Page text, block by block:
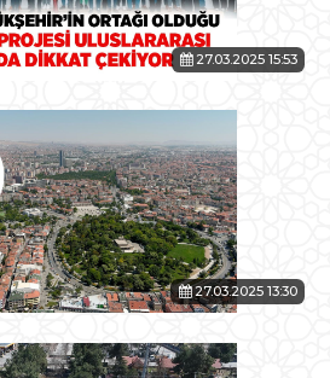
27.03.2025 15:53
27.03.2025 13:30